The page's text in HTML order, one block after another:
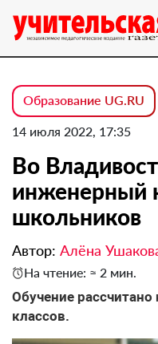
Образование UG.RU
14 июля 2022, 17:35
Во
инженерный
школьников
Автор: Алёна
На чтение: ≈ 2 мин.
Обучение
классов.